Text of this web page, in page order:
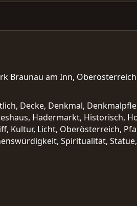
Braunau am Inn,
Decke, Denkmal,
Hadermarkt, Historisch,
Kultur, Licht, Oberösterreich,
Spiritualität,